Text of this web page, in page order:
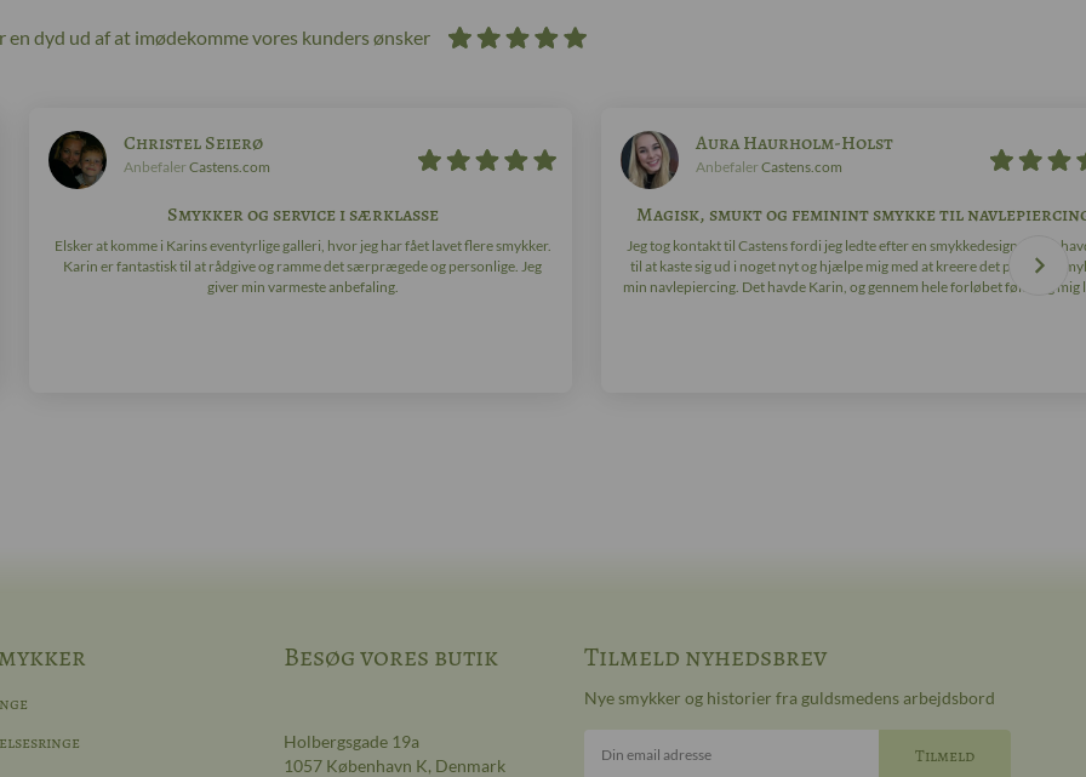
en dyd ud af at imødekomme vores kunders ønsker
Christel Seierø
Anbefaler Castens.com
Smykker og service i særklasse
Elsker at komme i Karins eventyrlige galleri, hvor jeg har fået lavet flere smykker.
Karin er fantastisk til at rådgive og ramme det særprægede og personlige. Jeg
giver min varmeste anbefaling.
Aura Haurholm-Holst
Anbefaler Castens.com
Magisk, smukt og feminint smykke til
Jeg tog kontakt til Castens fordi jeg ledte efter en smykkedesigner, der
til at kaste sig ud i noget nyt og hjælpe mig med at kreere det perfekte
min navlepiercing. Det havde Karin, og gennem hele forløbet følte jeg mig
Besøg vores butik
Holbergsgade 19a
1057 København K, Denmark
Tilmeld nyhedsbrev
Nye smykker og historier fra guldsmedens arbejdsbord
Din email adresse